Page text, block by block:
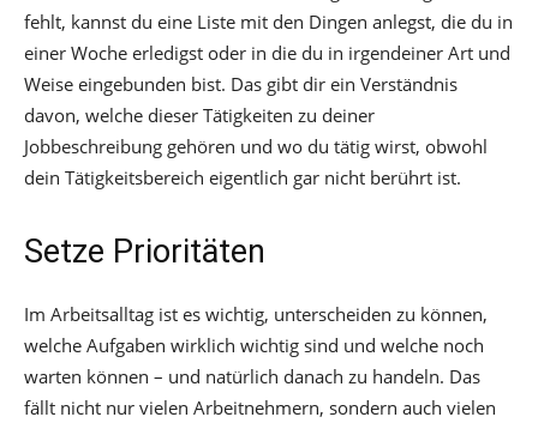
fehlt, kannst du eine Liste mit den Dingen anlegst, die du in
einer Woche erledigst oder in die du in irgendeiner Art und
Weise eingebunden bist. Das gibt dir ein Verständnis
davon, welche dieser Tätigkeiten zu deiner
Jobbeschreibung gehören und wo du tätig wirst, obwohl
dein Tätigkeitsbereich eigentlich gar nicht berührt ist.
Setze Prioritäten
Im Arbeitsalltag ist es wichtig, unterscheiden zu können,
welche Aufgaben wirklich wichtig sind und welche noch
warten können – und natürlich danach zu handeln. Das
fällt nicht nur vielen Arbeitnehmern, sondern auch vielen